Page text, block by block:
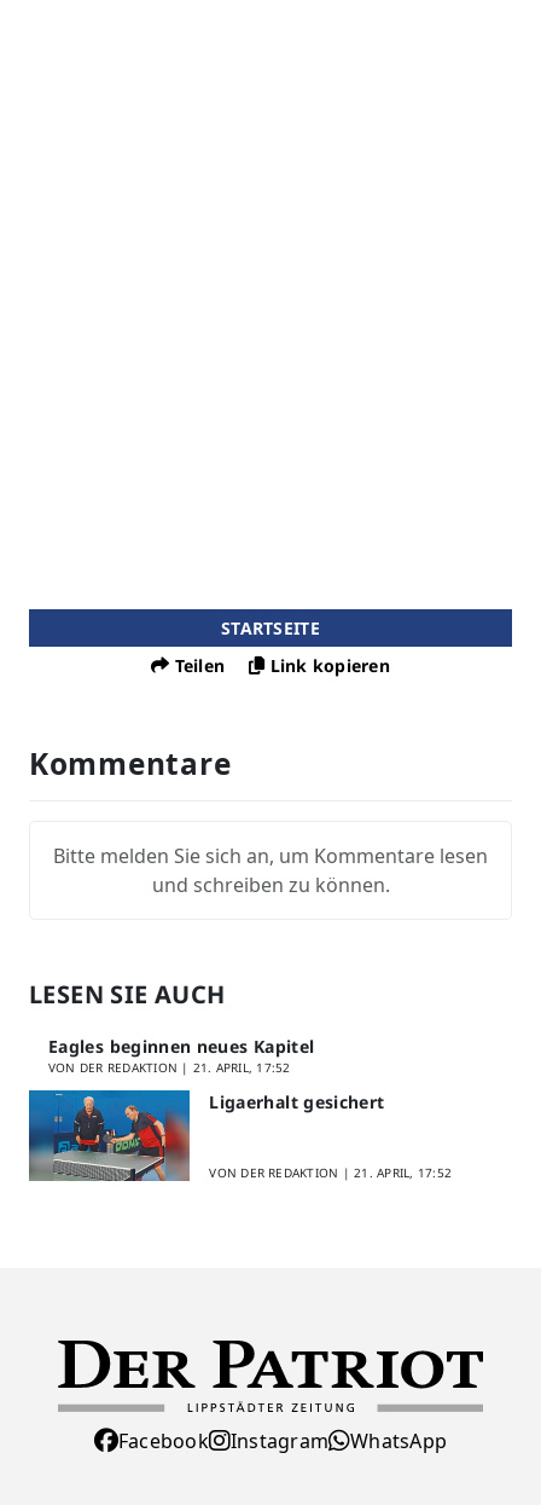
STARTSEITE
Teilen
Link kopieren
Kommentare
Bitte melden Sie sich an, um Kommentare lesen
und schreiben zu können.
LESEN SIE AUCH
Eagles beginnen neues Kapitel
VON DER REDAKTION | 21. APRIL, 17:52
Ligaerhalt gesichert
VON DER REDAKTION |21. APRIL, 17:52
Facebook Instagram WhatsApp